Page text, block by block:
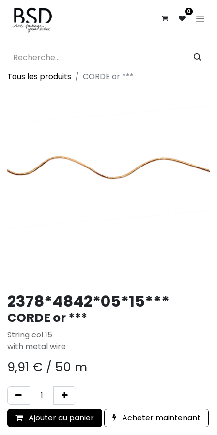
0
Tous les produits CORDE or ***
2378*4842*05*15***
CORDE or ***
String col 15
with metal wire
9,91 € / 50 m
Ajouter au panier
Acheter maintenant